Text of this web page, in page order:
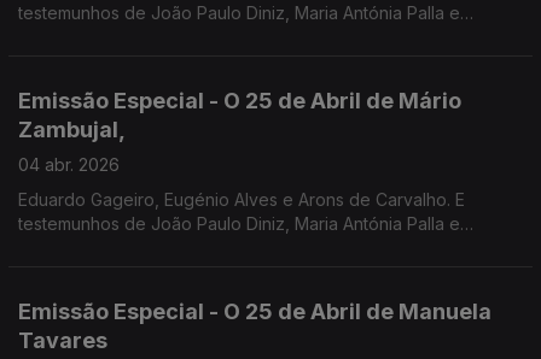
testemunhos de João Paulo Diniz, Maria Antónia Palla e
Emissão Especial - O 25 de Abril de Mário
Zambujal,
04 abr. 2026
Eduardo Gageiro, Eugénio Alves e Arons de Carvalho. E
testemunhos de João Paulo Diniz, Maria Antónia Palla e
Emissão Especial - O 25 de Abril de Manuela
Tavares